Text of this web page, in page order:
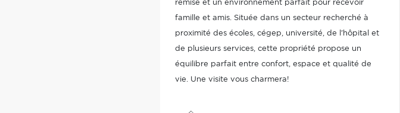
remise et un environnement parfait pour recevoir
famille et amis. Située dans un secteur recherché à
proximité des écoles, cégep, université, de l'hôpital et
de plusieurs services, cette propriété propose un
équilibre parfait entre confort, espace et qualité de
vie. Une visite vous charmera!